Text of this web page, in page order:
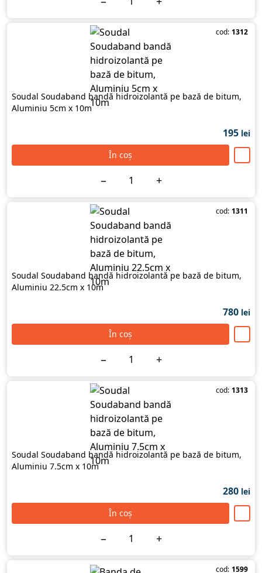
cod: 1312
Soudal Soudaband bandă hidroizolantă pe bază de bitum,
Aluminiu 5cm х 10m
195 lei
În coș
− +
cod: 1311
Soudal Soudaband bandă hidroizolantă pe bază de bitum,
Aluminiu 22.5cm х 10m
780 lei
În coș
− +
cod: 1313
Soudal Soudaband bandă hidroizolantă pe bază de bitum,
Aluminiu 7.5cm х 10m
280 lei
În coș
− +
cod: 1599